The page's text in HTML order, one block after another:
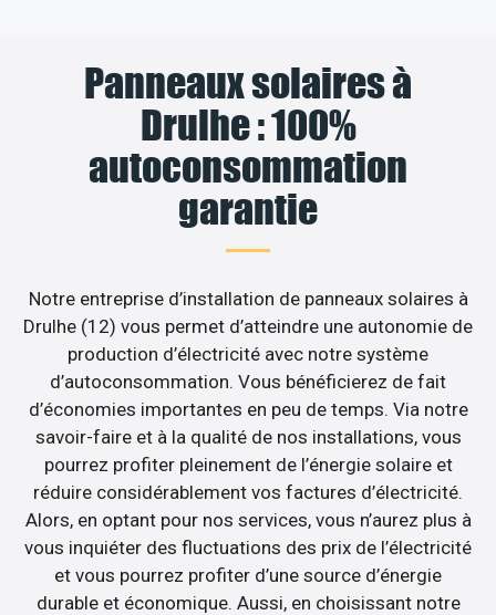
Panneaux solaires à
Drulhe : 100%
autoconsommation
garantie
Notre entreprise d’installation de panneaux solaires à
Drulhe (12) vous permet d’atteindre une autonomie de
production d’électricité avec notre système
d’autoconsommation. Vous bénéficierez de fait
d’économies importantes en peu de temps. Via notre
savoir-faire et à la qualité de nos installations, vous
pourrez profiter pleinement de l’énergie solaire et
réduire considérablement vos factures d’électricité.
Alors, en optant pour nos services, vous n’aurez plus à
vous inquiéter des fluctuations des prix de l’électricité
et vous pourrez profiter d’une source d’énergie
durable et économique. Aussi, en choisissant notre